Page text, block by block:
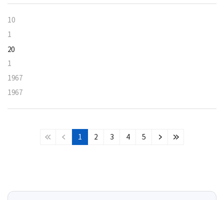
10
1
20
1
1967
1967
처
이
1 2 3 4 5
다
마